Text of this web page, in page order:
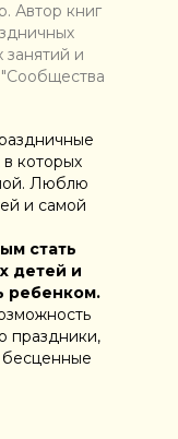
Автор книг
занятий и
которых
Люблю
и самой
стать
детей и
ребенком.
праздники,